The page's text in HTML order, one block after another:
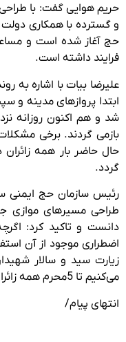
حریم هوایی گفت: با
و گسترده با همکاری
حج آغاز شده است و
فرایند داشته است.
علیرضا بیات با اشاره به
ابتدا پروازهای مدینه و
بازمی گردند. برخی
حال حاضر بار همه
گردد.
رئیس سازمان حج ایمنی
طراحی مسیرهای موازی
دانست و تاکید کرد:
اضطراری موجود از آن
زیارت سید و سالار
می‌کنیم تا 5محرم همه زائران به کشور بازگردند.
انتهای پیام/